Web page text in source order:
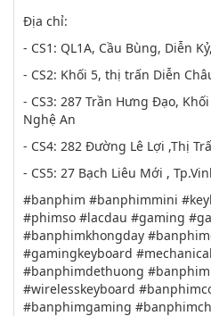
Địa chỉ:
- CS1: QL1A, Cầu Bùng, Diễn
- CS2: Khối 5, thị trấn Diễn
- CS3: 287 Trần Hưng Đạo,
Nghệ An
- CS4: 282 Đường Lê Lợi ,Thị
- CS5: 27 Bạch Liêu Mới ,
#banphim #banphimmini
#phimso #lacdau #gaming
#banphimkhongday
#gamingkeyboard
#banphimdethuong
#wirelesskeyboard
#banphimgaming